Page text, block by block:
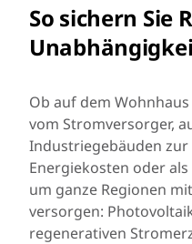
So sichern Sie
Ob auf dem
vom Stromversorger,
Industriegebäuden zur
Energiekosten oder
um ganze Regionen
versorgen:
regenerativen